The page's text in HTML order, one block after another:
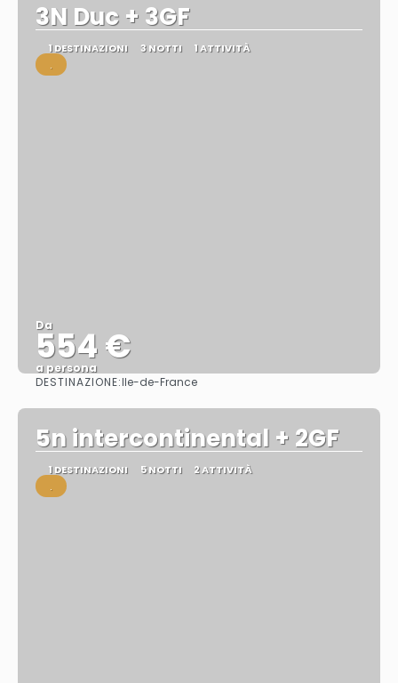
3N Duc + 3GF
1 DESTINAZIONI 3 NOTTI 1 ATTIVITÀ
.
Da
554 €
a persona
Vedere
DESTINAZIONE:Ile-de-France
5n intercontinental + 2GF
1 DESTINAZIONI 5 NOTTI 2 ATTIVITÀ
.